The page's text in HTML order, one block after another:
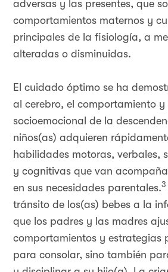
adversas y las presentes, que
comportamientos maternos y
principales de la fisiología, a
alteradas o disminuidas.
El cuidado óptimo se ha
al cerebro, el comportamiento y
socioemocional de la
niños(as) adquieren
habilidades motoras, verbales,
y cognitivas que van
en sus necesidades parentales.3
tránsito de los(as) bebes a la
que los padres y las madres
comportamientos y estrategias
para consolar, sino también